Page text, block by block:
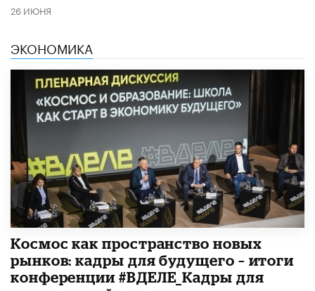
26 ИЮНЯ
ЭКОНОМИКА
Космос как пространство новых
рынков: кадры для будущего – итоги
конференции #ВДЕЛЕ_Кадры для